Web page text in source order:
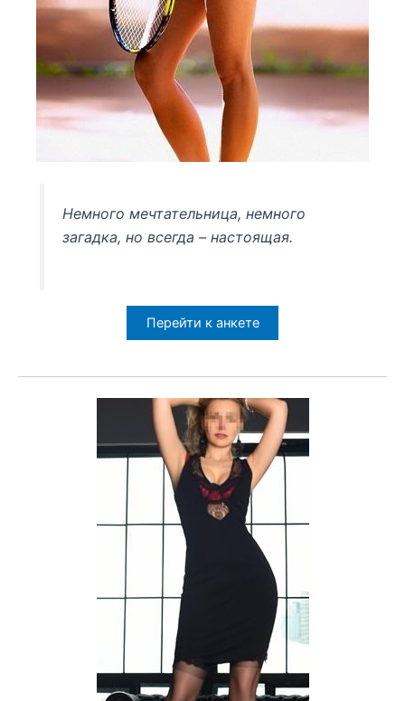
Немного мечтательница, немного
загадка, но всегда – настоящая.
Перейти к анкете